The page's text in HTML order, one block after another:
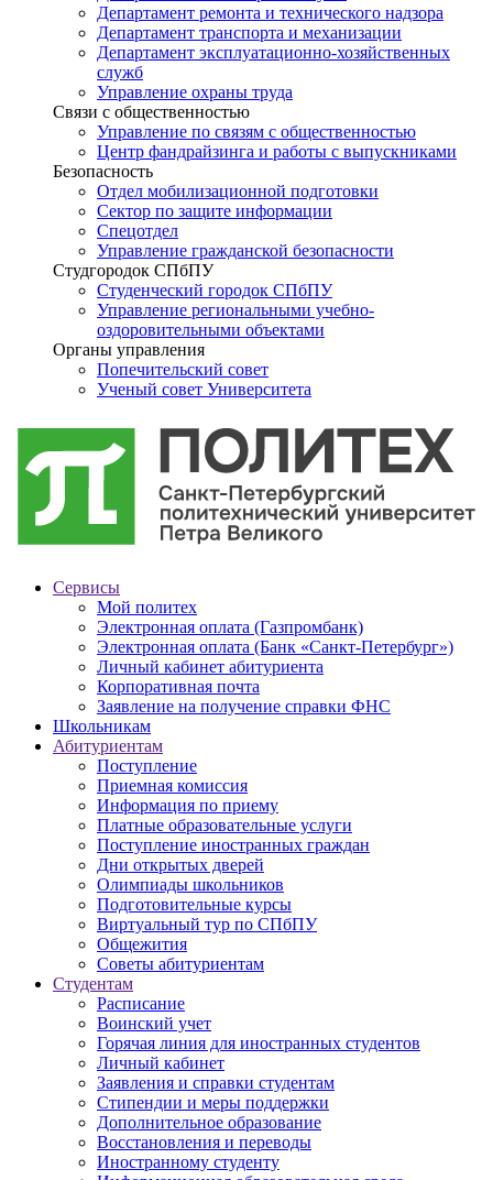
Департамент ремонта и технического надзора
Департамент транспорта и механизации
Департамент эксплуатационно-хозяйственных
служб
Управление охраны труда
Связи с общественностью
Управление по связям с общественностью
Центр фандрайзинга и работы с выпускниками
Безопасность
Отдел мобилизационной подготовки
Сектор по защите информации
Спецотдел
Управление гражданской безопасности
Студгородок СПбПУ
Студенческий городок СПбПУ
Управление региональными учебно-
оздоровительными объектами
Органы управления
Попечительский совет
Ученый совет Университета
Сервисы
Мой политех
Электронная оплата (Газпромбанк)
Электронная оплата (Банк «Санкт-Петербург»)
Личный кабинет абитуриента
Корпоративная почта
Заявление на получение справки ФНС
Школьникам
Абитуриентам
Поступление
Приемная комиссия
Информация по приему
Платные образовательные услуги
Поступление иностранных граждан
Дни открытых дверей
Олимпиады школьников
Подготовительные курсы
Виртуальный тур по СПбПУ
Общежития
Советы абитуриентам
Студентам
Расписание
Воинский учет
Горячая линия для иностранных студентов
Личный кабинет
Заявления и справки студентам
Стипендии и меры поддержки
Дополнительное образование
Восстановления и переводы
Иностранному студенту